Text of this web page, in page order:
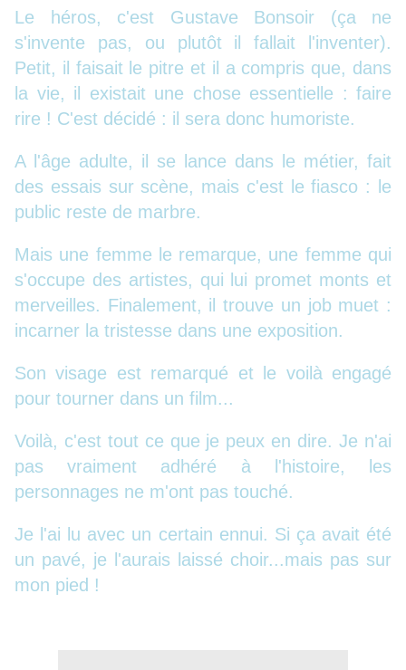
Le héros, c'est Gustave Bonsoir (ça ne
s'invente pas, ou plutôt il fallait l'inventer).
Petit, il faisait le pitre et il a compris que, dans
la vie, il existait une chose essentielle : faire
rire ! C'est décidé : il sera donc humoriste.
A l'âge adulte, il se lance dans le métier, fait
des essais sur scène, mais c'est le fiasco : le
public reste de marbre.
Mais une femme le remarque, une femme qui
s'occupe des artistes, qui lui promet monts et
merveilles. Finalement, il trouve un job muet :
incarner la tristesse dans une exposition.
Son visage est remarqué et le voilà engagé
pour tourner dans un film...
Voilà, c'est tout ce que je peux en dire. Je n'ai
pas vraiment adhéré à l'histoire, les
personnages ne m'ont pas touché.
Je l'ai lu avec un certain ennui. Si ça avait été
un pavé, je l'aurais laissé choir...mais pas sur
mon pied !